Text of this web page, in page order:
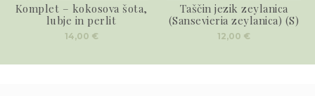
Komplet – kokosova šota,
lubje in perlit
14,00 €
Taščin jezik zeylanica
(Sansevieria zeylanica) (S)
12,00 €